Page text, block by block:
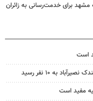
مشهد برای خدمت‌رسانی به زائران
است
به ۱۰ نفر رسید
مفید است